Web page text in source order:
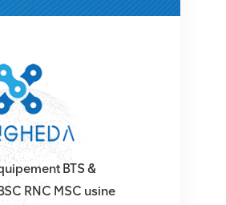
BTS &
RNC MSC usine